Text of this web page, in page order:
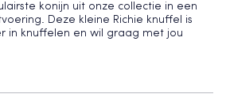
konijn uit onze collectie in een
Deze kleine Richie knuffel is
in knuffelen en wil graag met jou